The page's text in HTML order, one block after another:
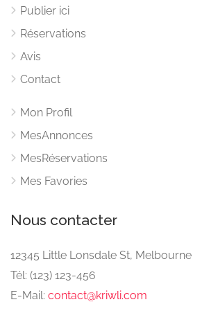
Publier ici
Réservations
Avis
Contact
Mon Profil
MesAnnonces
MesRéservations
Mes Favories
Nous contacter
12345 Little Lonsdale St, Melbourne
Tél: (123) 123-456
E-Mail: contact@kriwli.com